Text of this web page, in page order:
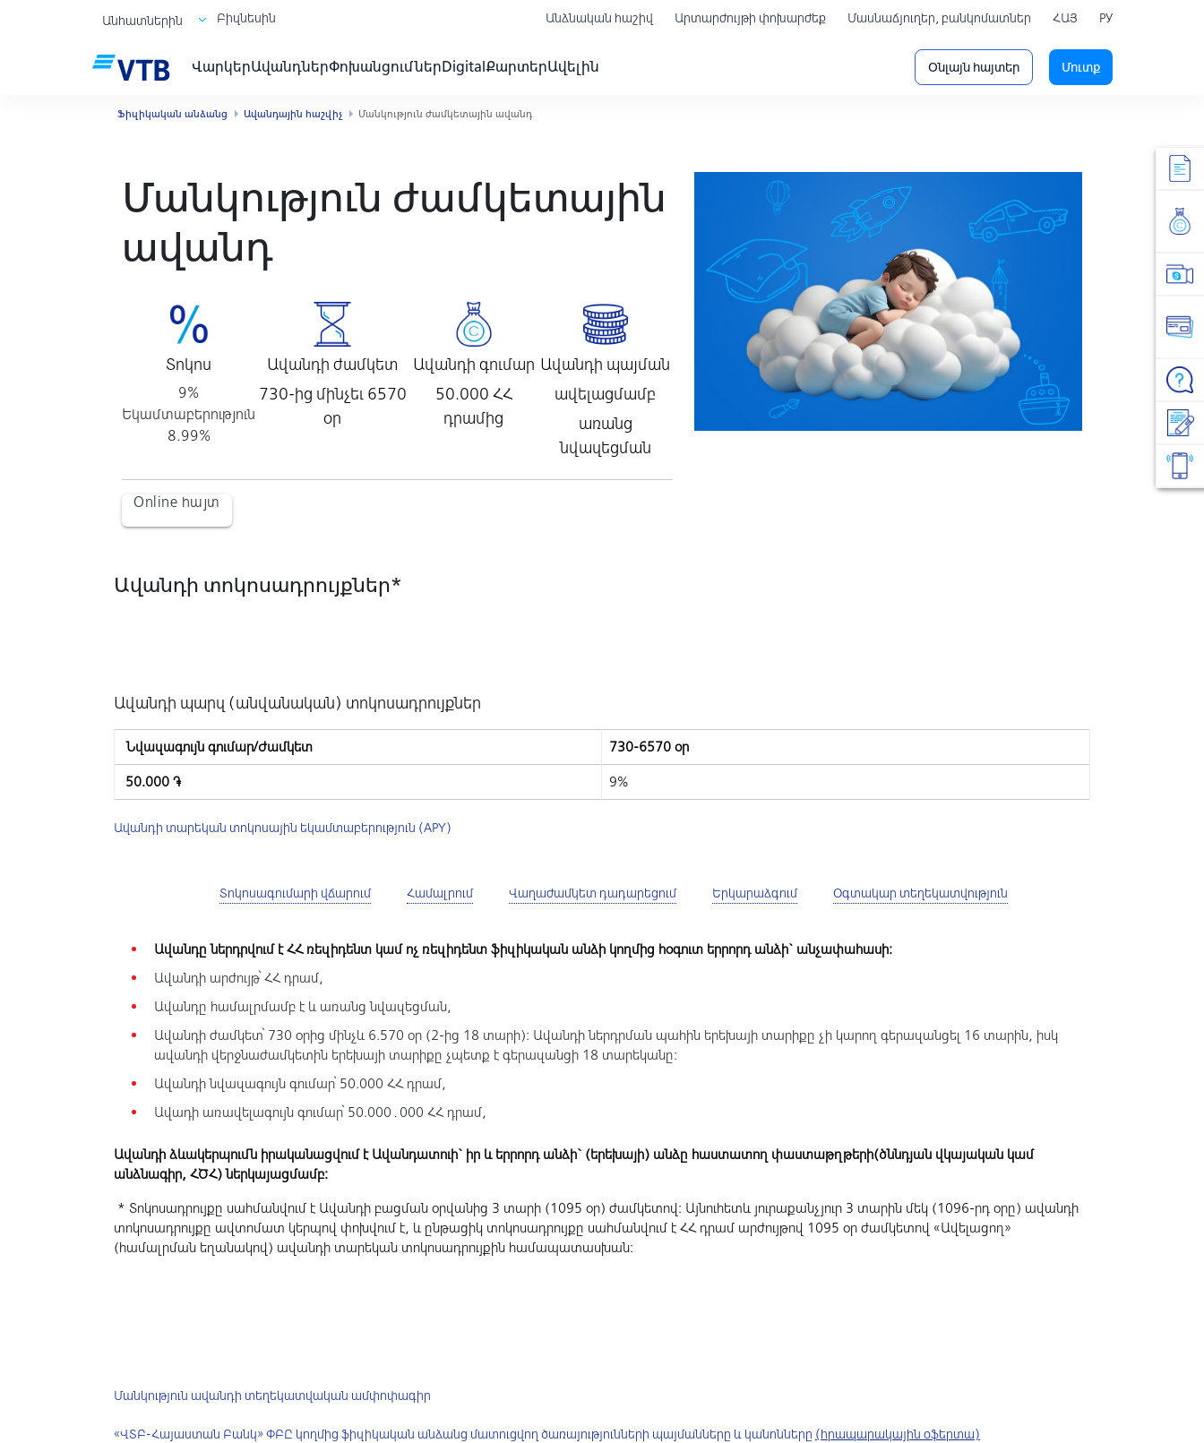
Անհատներին Բիզնեսին Անձնական հաշիվ Արտարժույթի փոխարժեք Մասնաճյուղեր, բանկոմատներ ՀԱՅ РУ
ՎարկերԱվանդներՓոխանցումներDigitalՔարտերԱվելին Օնլայն հայտեր Մուտք
Ֆիզիկական անձանց Ավանդային հաշվիչ Մանկություն ժամկետային ավանդ
Մանկություն ժամկետային
ավանդ
Տոկոս
9%
Եկամտաբերություն
8.99%
Ավանդի ժամկետ
730-ից մինչեւ 6570
օր
Ավանդի գումար
50.000 ՀՀ
դրամից
Ավանդի պայման
ավելացմամբ
առանց
նվազեցման
Online հայտ
Ավանդի տոկոսադրույքներ*
Ավանդի պարզ (անվանական) տոկոսադրույքներ
Նվազագույն գումար/Ժամկետ 730-6570 օր
50.000 ֏ 9%
Ավանդի տարեկան տոկոսային եկամտաբերություն (APY)
Տոկոսագումարի վճարում Համալրում Վաղաժամկետ դադարեցում Երկարաձգում Օգտակար տեղեկատվություն
Ավանդը ներդրվում է ՀՀ ռեզիդենտ կամ ոչ ռեզիդենտ ֆիզիկական անձի կողմից հօգուտ երրորդ անձի` անչափահասի:
Ավանդի արժույթ՝ ՀՀ դրամ,
Ավանդը համալրմամբ է և առանց նվազեցման,
Ավանդի ժամկետ՝ 730 օրից մինչև 6.570 օր (2-ից 18 տարի): Ավանդի ներդրման պահին երեխայի տարիքը չի կարող գերազանցել 16 տարին, իսկ
ավանդի վերջնաժամկետին երեխայի տարիքը չպետք է գերազանցի 18 տարեկանը:
Ավանդի նվազագույն գումար՝ 50.000 ՀՀ դրամ,
Ավադի առավելագույն գումար՝ 50.000․000 ՀՀ դրամ,
Ավանդի ձևակերպումն իրականացվում է Ավանդատուի` իր և երրորդ անձի` (երեխայի) անձը հաստատող փաստաթղթերի(ծննդյան վկայական կամ
անձնագիր, ՀԾՀ) ներկայացմամբ:
* Տոկոսադրույքը սահմանվում է Ավանդի բացման օրվանից 3 տարի (1095 оր) ժամկետով: Այնուհետև յուրաքանչյուր 3 տարին մեկ (1096-րդ օրը) ավանդի
տոկոսադրույքը ավտոմատ կերպով փոխվում է, և ընթացիկ տոկոսադրույքը սահմանվում է ՀՀ դրամ արժույթով 1095 օր ժամկետով «Ավելացող»
(համալրման եղանակով) ավանդի տարեկան տոկոսադրույքին համապատասխան:
Մանկություն ավանդի տեղեկատվական ամփոփագիր
«ՎՏԲ-Հայաստան Բանկ» ՓԲԸ կողմից ֆիզիկական անձանց մատուցվող ծառայությունների պայմանները և կանոնները (հրապարակային օֆերտա)